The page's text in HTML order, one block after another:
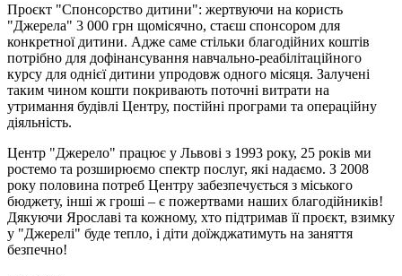
Проєкт "Спонсорство дитини": жертвуючи на користь
"Джерела" 3 000 грн щомісячно, стаєш спонсором для
конкретної дитини. Адже саме стільки благодійних коштів
потрібно для дофінансування навчально-реабілітаційного
курсу для однієї дитини упродовж одного місяця. Залучені
таким чином кошти покривають поточні витрати на
утримання будівлі Центру, постійні програми та операційну
діяльність.
Центр "Джерело" працює у Львові з 1993 року, 25 років ми
ростемо та розширюємо спектр послуг, які надаємо. З 2008
року половина потреб Центру забезпечується з міського
бюджету, інші ж гроші – є пожертвами наших благодійників!
Дякуючи Ярославі та кожному, хто підтримав її проєкт, взимку
у "Джерелі" буде тепло, і діти доїжджатимуть на заняття
безпечно!